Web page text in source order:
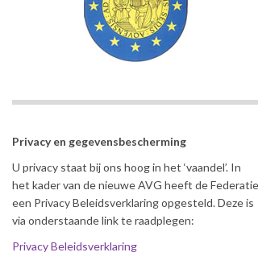
Privacy en gegevensbescherming
U privacy staat bij ons hoog in het ‘vaandel’. In
het kader van de nieuwe AVG heeft de Federatie
een Privacy Beleidsverklaring opgesteld. Deze is
via onderstaande link te raadplegen:
Privacy Beleidsverklaring